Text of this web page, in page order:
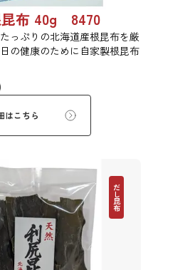
布 40g 8470
っぷりの北海道産根昆布を厳
の健康のために自家製根昆布
はこちら
だし昆布